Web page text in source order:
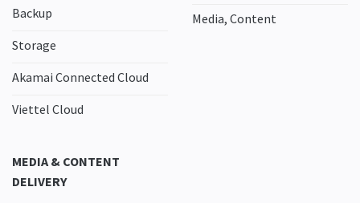
Backup
Storage
Akamai Connected Cloud
Viettel Cloud
MEDIA & CONTENT
DELIVERY
Media, Content